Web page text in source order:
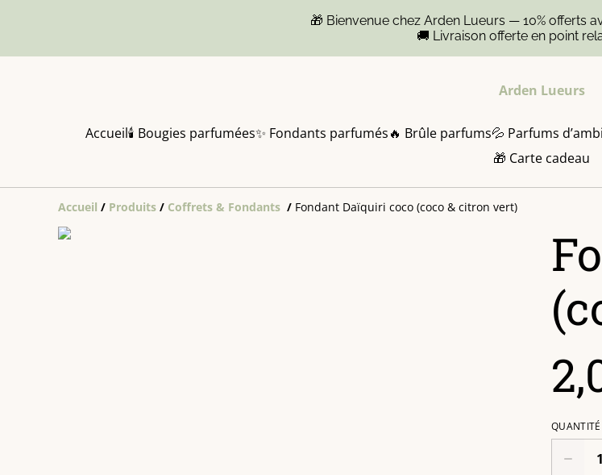
🎁 Bienvenue chez Arden Lueurs — 10% offerts
🚚 Livraison offerte en point
Arden Lueurs
Accueil🕯️ Bougies parfumées✨ Fondants parfumés🔥 Brûle parfums💦 Parfums
🎁 Carte cadeau
Accueil / Produits / Coffrets & Fondants / Fondant Daïquiri coco (coco & citron vert)
QUANTITÉ